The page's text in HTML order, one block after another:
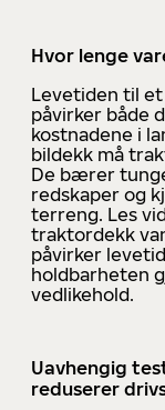
Hvor lenge
Levetiden til
påvirker både
kostnadene i
bildekk må
De bærer
redskaper og
terreng. Les
traktordekk
påvirker
holdbarheten
vedlikehold.
Uavhengig
reduserer